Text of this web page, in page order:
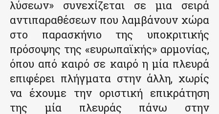
λύσεων» συνεχίζεται σε μια σειρά
αντιπαραθέσεων που λαμβάνουν χώρα
στο παρασκήνιο της υποκριτικής
πρόσοψης της «ευρωπαϊκής» αρμονίας,
όπου από καιρό σε καιρό η μία πλευρά
επιφέρει πλήγματα στην άλλη, χωρίς
να έχουμε την οριστική επικράτηση
της μία πλευράς πάνω στην